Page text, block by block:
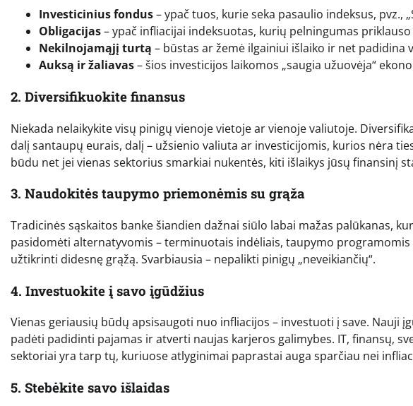
Investicinius fondus– ypač tuos, kurie seka pasaulio indeksus, pvz.,
Obligacijas– ypač infliacijai indeksuotas, kurių pelningumas
Nekilnojamąjį turtą – būstas ar žemė ilgainiui išlaiko ir net padidina
Auksą ir žaliavas– šios investicijos laikomos „saugia užuovėja“
2. Diversifikuokite finansus
Niekada nelaikykite visų pinigų vienoje vietoje ar vienoje valiutoje.
dalį santaupų eurais, dalį – užsienio valiuta ar investicijomis, kurios nėra
būdu net jei vienas sektorius smarkiai nukentės, kiti išlaikys jūsų finansinį
3. Naudokitės taupymo priemonėmis su grąža
Tradicinės sąskaitos banke šiandien dažnai siūlo labai mažas palūkanas,
pasidomėti alternatyvomis – terminuotais indėliais, taupymo
užtikrinti didesnę grąžą. Svarbiausia – nepalikti pinigų „neveikiančių“.
4. Investuokite į savo įgūdžius
Vienas geriausių būdų apsisaugoti nuo infliacijos – investuoti į save. Nauji
padėti padidinti pajamas ir atverti naujas karjeros galimybes. IT, finansų,
sektoriai yra tarp tų, kuriuose atlyginimai paprastai auga sparčiau nei
5. Stebėkite savo išlaidas